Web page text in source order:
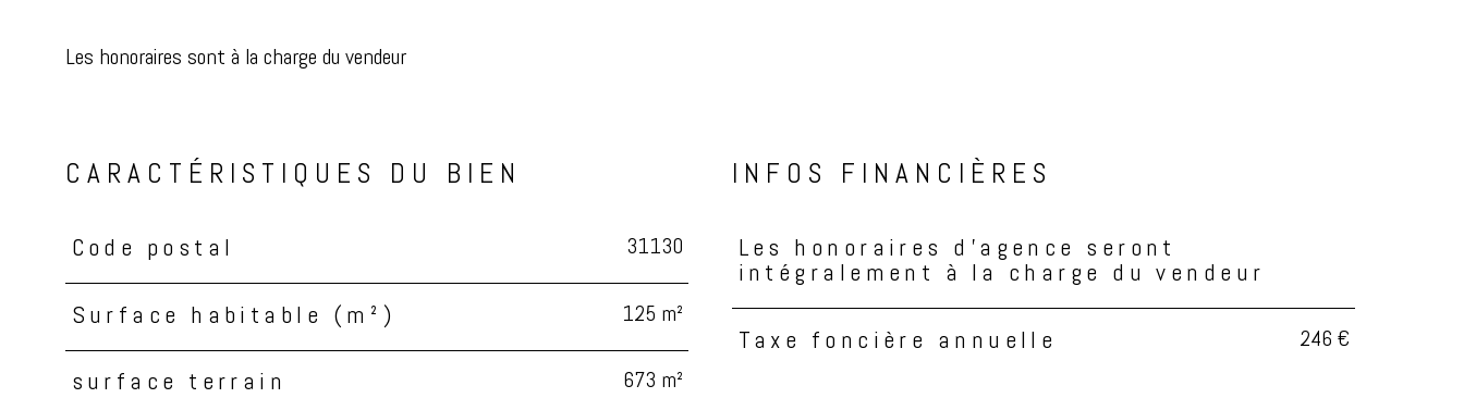
Les honoraires sont à la charge du vendeur
CARACTÉRISTIQUES DU BIEN
Caractéristiques Valeurs
Code postal 31130
Surface habitable (m²) 125 m²
surface terrain 673 m²
INFOS FINANCIÈRES
Caractéristiques Valeurs
Les honoraires d'agence seront
intégralement à la charge du vendeur
Taxe foncière annuelle 246 €